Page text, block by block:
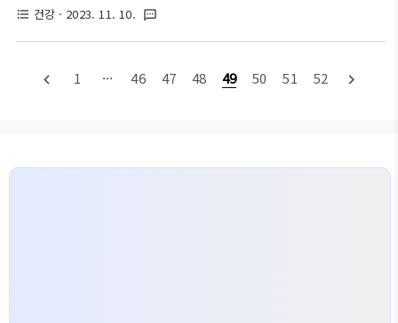
싱이란 전화를 통해 개인정보 또는 금융정보를 빼내어
있어서 더욱 주의가 필요해요. 예를 들어, 가짜 은행 ..
있습니다. 오십견은 치료가 늦어질수록 일상생활에 큰
불편을 주게 됩니다. 이번 포스트에서는 오십견의 증
보며, 나의 어깨를 건강하게 지킬 수 있는 방법을 제공
은 어깨 관절을 둘러싼 관절낭에 염증이 생겨 통증과
format_list_bulleted 건강 · 2023. 11. 10. textsms
navigate_before 1 ··· 46 47 48 49 50 51 52 navigate_next